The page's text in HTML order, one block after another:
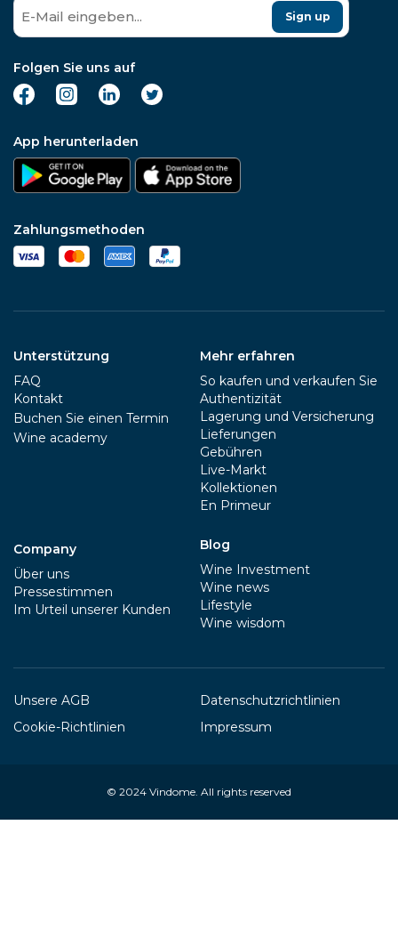
Sign up
Folgen Sie uns auf
App herunterladen
Zahlungsmethoden
Unterstützung
FAQ
Kontakt
Buchen Sie einen Termin
Wine academy
Company
Über uns
Pressestimmen
Im Urteil unserer Kunden
Mehr erfahren
So kaufen und verkaufen Sie
Authentizität
Lagerung und Versicherung
Lieferungen
Gebühren
Live-Markt
Kollektionen
En Primeur
Blog
Wine Investment
Wine news
Lifestyle
Wine wisdom
Unsere AGB
Datenschutzrichtlinien
Cookie-Richtlinien
Impressum
© 2024 Vindome. All rights reserved